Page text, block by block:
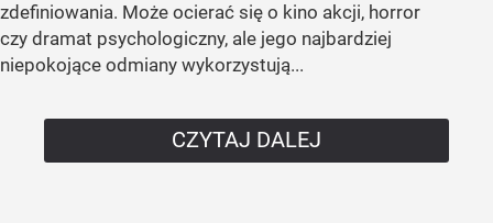
zdefiniowania. Może ocierać się o kino akcji, horror
czy dramat psychologiczny, ale jego najbardziej
niepokojące odmiany wykorzystują...
CZYTAJ DALEJ